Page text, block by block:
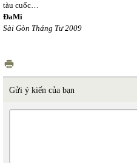
tàu cuốc…
ĐaMi
Sài Gòn Tháng Tư 2009
Gửi ý kiến của bạn